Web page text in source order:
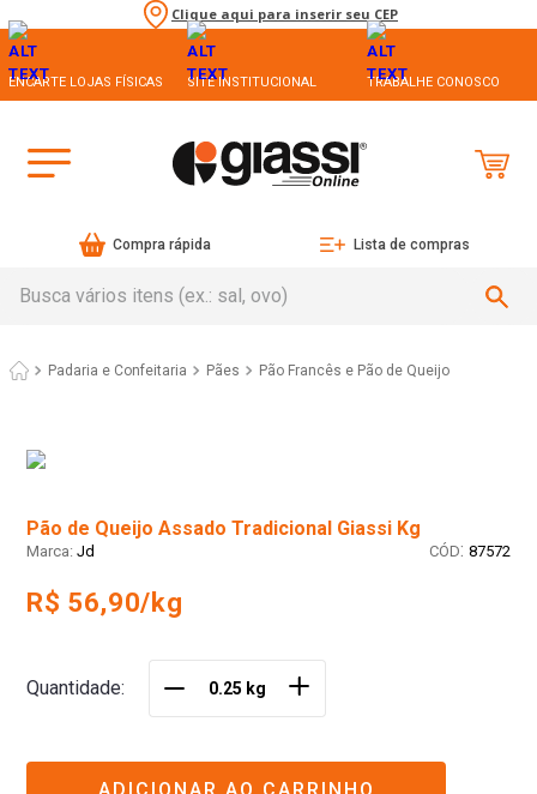
Clique aqui para inserir seu CEP
ENCARTE LOJAS FÍSICAS SITE INSTITUCIONAL TRABALHE CONOSCO
Compra rápida Lista de compras
Padaria e Confeitaria Pães Pão Francês e Pão de Queijo
Pão de Queijo Assado Tradicional Giassi Kg
Jd : 87572
R$ 56,90/kg
Quantidade ＋